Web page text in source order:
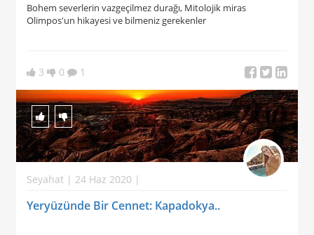
Bohem severlerin vazgeçilmez durağı, Mitolojik miras
Olimpos'un hikayesi ve bilmeniz gerekenler
3 0 1
Seyahat | 24 Haz 2020 |
Yeryüzünde Bir Cennet: Kapadokya..